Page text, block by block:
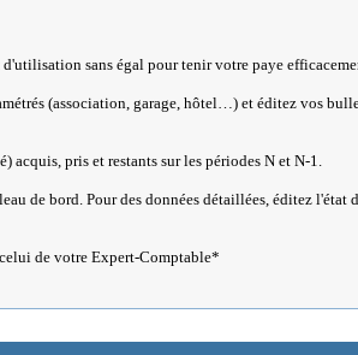
sans égal pour tenir votre paye
(association, garage, hôtel…) et éditez vos
acquis, pris et restants sur les périodes N et N-1.
de bord. Pour des données détaillées, éditez l'état
de votre Expert-Comptable*